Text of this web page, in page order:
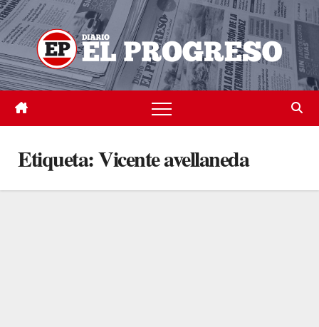
Skip
to
content
Etiqueta:Vicente avellaneda